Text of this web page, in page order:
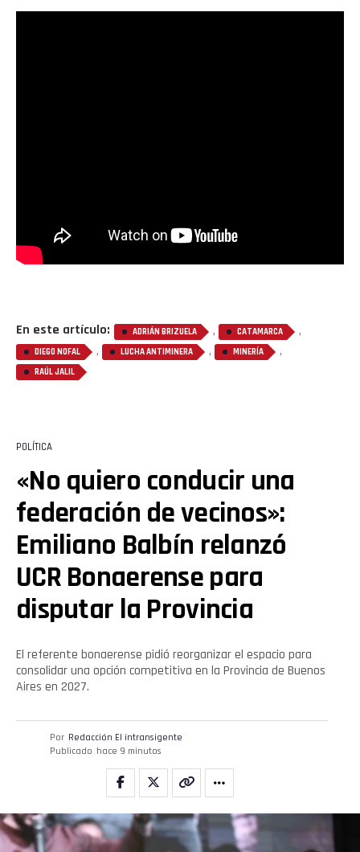
En este artículo: ADRIÁN BRIZUELA , CATAMARCA ,
DIEGO NOFAL , LUCHA ANTIMINERA , MINERÍA ,
RAÚL JALIL
POLÍTICA
«No quiero conducir una
federación de vecinos»:
Emiliano Balbín relanzó
UCR Bonaerense para
disputar la Provincia
El referente bonaerense pidió reorganizar el espacio para
consolidar una opción competitiva en la Provincia de Buenos
Aires en 2027.
Por Redacción El intransigente
Publicado hace 9 minutos
Email